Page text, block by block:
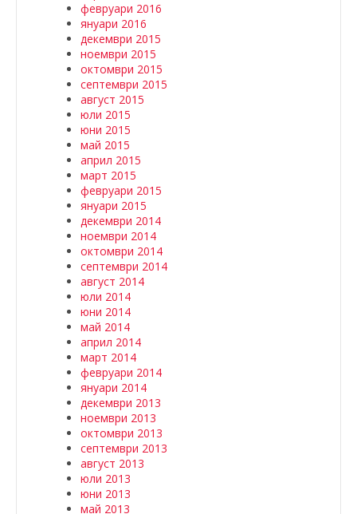
февруари 2016
януари 2016
декември 2015
ноември 2015
октомври 2015
септември 2015
август 2015
юли 2015
юни 2015
май 2015
април 2015
март 2015
февруари 2015
януари 2015
декември 2014
ноември 2014
октомври 2014
септември 2014
август 2014
юли 2014
юни 2014
май 2014
април 2014
март 2014
февруари 2014
януари 2014
декември 2013
ноември 2013
октомври 2013
септември 2013
август 2013
юли 2013
юни 2013
май 2013